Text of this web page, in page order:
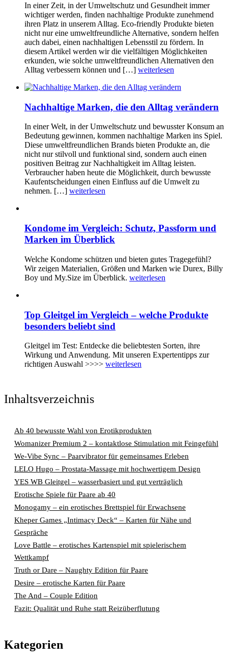
In einer Zeit, in der Umweltschutz und Gesundheit immer
wichtiger werden, finden nachhaltige Produkte zunehmend
ihren Platz in unserem Alltag. Eco-friendly Produkte bieten
nicht nur eine umweltfreundliche Alternative, sondern helfen
auch dabei, einen nachhaltigen Lebensstil zu fördern. In
diesem Artikel werden wir die vielfältigen Möglichkeiten
erkunden, wie solche umweltfreundlichen Alternativen den
Alltag verbessern können und […] weiterlesen
Nachhaltige Marken, die den Alltag verändern
In einer Welt, in der Umweltschutz und bewusster Konsum an
Bedeutung gewinnen, kommen nachhaltige Marken ins Spiel.
Diese umweltfreundlichen Brands bieten Produkte an, die
nicht nur stilvoll und funktional sind, sondern auch einen
positiven Beitrag zur Nachhaltigkeit im Alltag leisten.
Verbraucher haben heute die Möglichkeit, durch bewusste
Kaufentscheidungen einen Einfluss auf die Umwelt zu
nehmen. […] weiterlesen
Kondome im Vergleich: Schutz, Passform und
Marken im Überblick
Welche Kondome schützen und bieten gutes Tragegefühl?
Wir zeigen Materialien, Größen und Marken wie Durex, Billy
Boy und My.Size im Überblick. weiterlesen
Top Gleitgel im Vergleich – welche Produkte
besonders beliebt sind
Gleitgel im Test: Entdecke die beliebtesten Sorten, ihre
Wirkung und Anwendung. Mit unseren Expertentipps zur
richtigen Auswahl >>>> weiterlesen
Inhaltsverzeichnis
Ab 40 bewusste Wahl von Erotikprodukten
Womanizer Premium 2 – kontaktlose Stimulation mit Feingefühl
We-Vibe Sync – Paarvibrator für gemeinsames Erleben
LELO Hugo – Prostata-Massage mit hochwertigem Design
YES WB Gleitgel – wasserbasiert und gut verträglich
Erotische Spiele für Paare ab 40
Monogamy – ein erotisches Brettspiel für Erwachsene
Kheper Games „Intimacy Deck“ – Karten für Nähe und
Gespräche
Love Battle – erotisches Kartenspiel mit spielerischem
Wettkampf
Truth or Dare – Naughty Edition für Paare
Desire – erotische Karten für Paare
The And – Couple Edition
Fazit: Qualität und Ruhe statt Reizüberflutung
Kategorien